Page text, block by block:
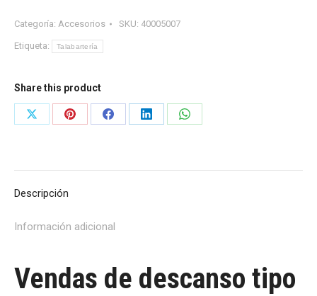
tipo
Polo
Pack
cantidad
Categoría: Accesorios SKU: 40005007
Etiqueta: Talabartería
Share this product
Share
Share
Share
Share
Share
Descripción
Información adicional
Vendas de descanso tipo